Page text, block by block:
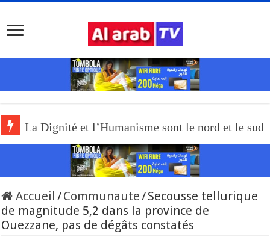
La Dignité et l’Humanisme sont le nord et le
Accueil /Communaute/Secousse tellurique
de magnitude 5,2 dans la province de
Ouezzane, pas de dégâts constatés